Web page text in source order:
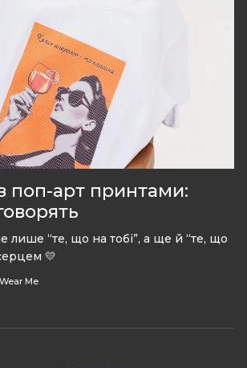
поп-арт принтами:
лише “те, що на тобі”, а ще й “те, що
💛
Wear Me